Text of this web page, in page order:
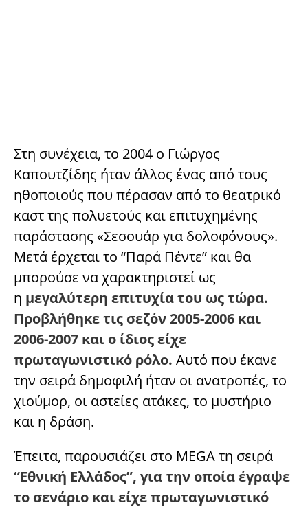
Στη συνέχεια, το 2004 ο Γιώργος
Καπουτζίδης ήταν άλλος ένας από τους
ηθοποιούς που πέρασαν από το θεατρικό
καστ της πολυετούς και επιτυχημένης
παράστασης «Σεσουάρ για δολοφόνους».
Μετά έρχεται το “Παρά Πέντε” και θα
μπορούσε να χαρακτηριστεί ως
η μεγαλύτερη επιτυχία του ως τώρα.
Προβλήθηκε τις σεζόν 2005-2006 και
2006-2007 και ο ίδιος είχε
πρωταγωνιστικό ρόλο. Αυτό που έκανε
την σειρά δημοφιλή ήταν οι ανατροπές, το
χιούμορ, οι αστείες ατάκες, το μυστήριο
και η δράση.
Έπειτα, παρουσιάζει στο MEGA τη σειρά
“Εθνική Ελλάδος”, για την οποία έγραψε
το σενάριο και είχε πρωταγωνιστικό